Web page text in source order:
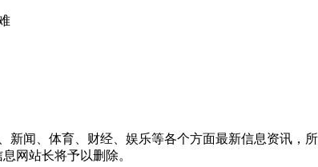
新闻、体育、财经、娱乐等各个方面最新信息资讯，
网站长将予以删除。